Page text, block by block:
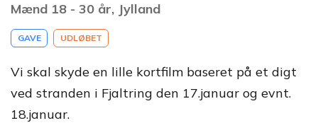
Mænd 18 - 30 år, Jylland
GAVE UDLØBET
Vi skal skyde en lille kortfilm baseret på et digt
ved stranden i Fjaltring den 17.januar og evnt.
18.januar.